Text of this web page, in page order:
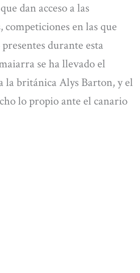
dan acceso a las
competiciones en las que
durante esta
se ha llevado el
la británica Alys Barton, y el
lo propio ante el canario